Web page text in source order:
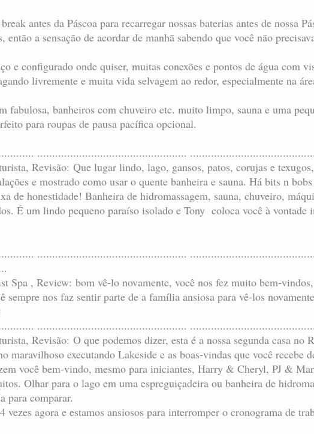
antes da Páscoa para recarregar nossas baterias antes de nossa
então a sensação de acordar de manhã sabendo que você não
e configurado onde quiser, muitas conexões e pontos de água com
livremente e muita vida selvagem ao redor, especialmente na
fabulosa, banheiros com chuveiro etc. muito limpo, sauna e uma
para roupas de pausa pacífica opcional.
..................................................
Revisão: Que lugar lindo, lago, gansos, patos, corujas e
e mostrado como usar o quente banheira e sauna. Há bits n
de honestidade! Banheira de hidromassagem, sauna, chuveiro,
É um lindo pequeno paraíso isolado e Tony coloca você à vontade
..................................................
Spa , Review: bom vê-lo novamente, você nos fez muito bem-
sempre nos faz sentir parte de a família ansiosa para vê-los
..................................................
Revisão: O que podemos dizer, esta é a nossa segunda casa no
maravilhoso executando Lakeside e as boas-vindas que você recebe
você bem-vindo, mesmo para iniciantes, Harry & Cheryl, PJ &
Olhar para o lago em uma espreguiçadeira ou banheira de
para comparar.
vezes agora e estamos ansiosos para interromper o cronograma de